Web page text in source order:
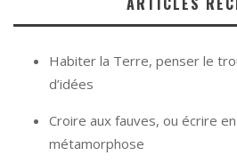
Habiter la Terre, penser le
d’idées
Croire aux fauves, ou écrire
métamorphose